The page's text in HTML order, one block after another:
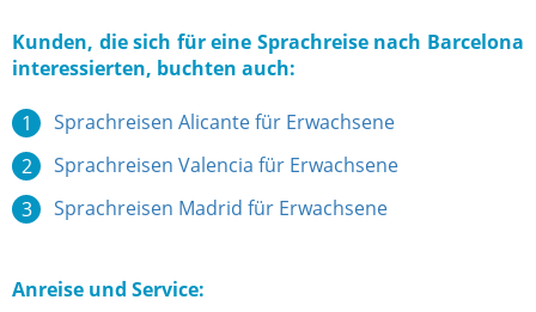
Kunden, die sich für eine Sprachreise nach Barcelona
interessierten, buchten auch:
Sprachreisen Alicante für Erwachsene
Sprachreisen Valencia für Erwachsene
Sprachreisen Madrid für Erwachsene
Anreise und Service: